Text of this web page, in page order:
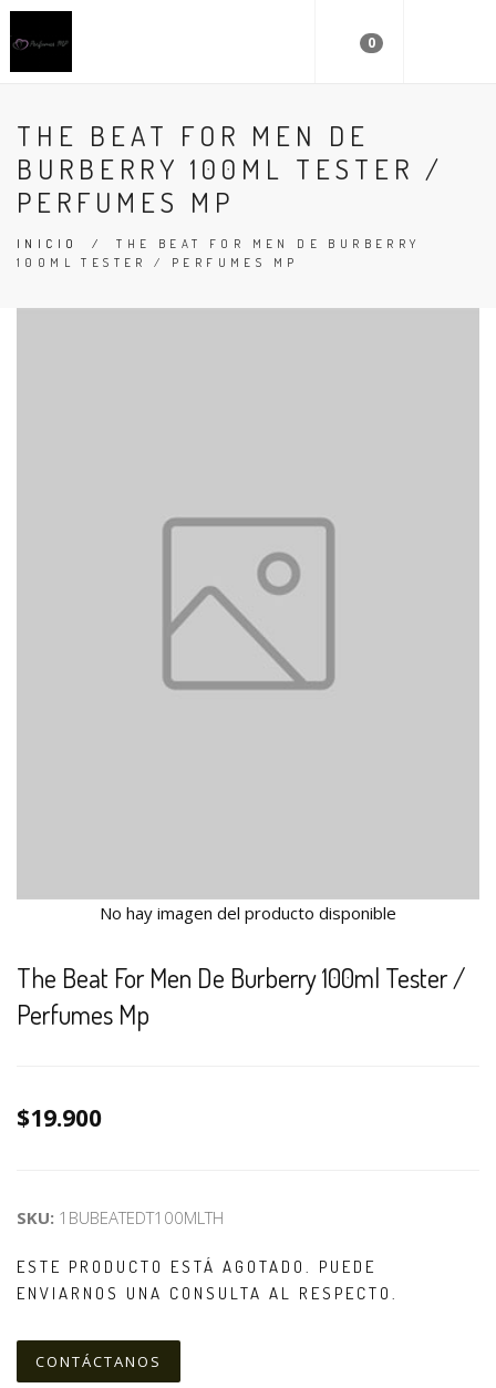
0
THE BEAT FOR MEN DE
BURBERRY 100ML TESTER /
PERFUMES MP
INICIO /THE BEAT FOR MEN DE BURBERRY
100ML TESTER / PERFUMES MP
No hay imagen del producto disponible
The Beat For Men De Burberry 100ml Tester /
Perfumes Mp
$19.900
SKU: 1BUBEATEDT100MLTH
ESTE PRODUCTO ESTÁ AGOTADO. PUEDE
ENVIARNOS UNA CONSULTA AL RESPECTO.
CONTÁCTANOS